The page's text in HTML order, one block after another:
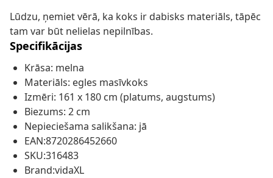
Lūdzu, ņemiet vērā, ka koks ir dabisks materiāls, tāpēc
tam var būt nelielas nepilnības.
Specifikācijas
Krāsa: melna
Materiāls: egles masīvkoks
Izmēri: 161 x 180 cm (platums, augstums)
Biezums: 2 cm
Nepieciešama salikšana: jā
EAN:8720286452660
SKU:316483
Brand:vidaXL